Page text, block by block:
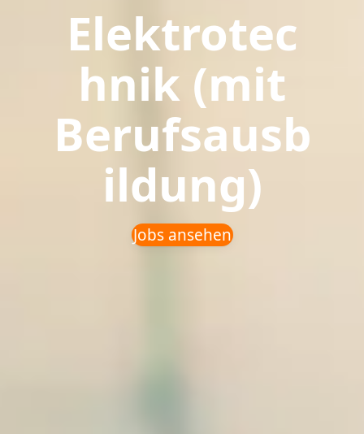
Elektrotec
hnik (mit
Berufsausb
ildung)
Jobs ansehen